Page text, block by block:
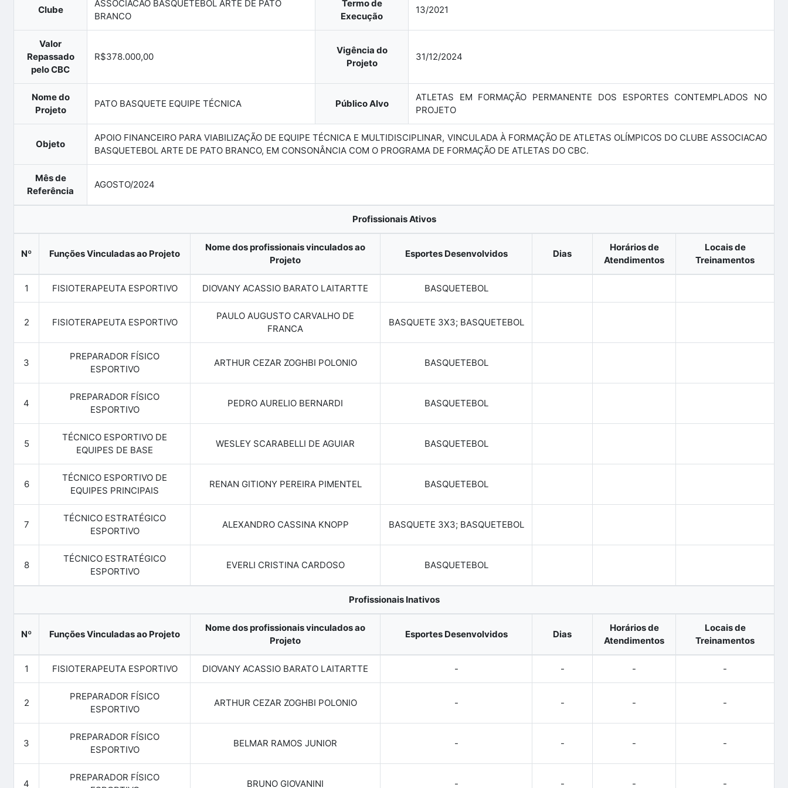
Clube
ASSOCIACAO BASQUETEBOL ARTE DE PATO
BRANCO
Termo de
Execução
13/2021
Valor
Repassado
pelo CBC
R$378.000,00
Vigência do
Projeto
31/12/2024
Nome do
Projeto
PATO BASQUETE EQUIPE TÉCNICA Público Alvo
ATLETAS EM FORMAÇÃO PERMANENTE DOS ESPORTES CONTEMPLADOS NO
PROJETO
Objeto
APOIO FINANCEIRO PARA VIABILIZAÇÃO DE EQUIPE TÉCNICA E MULTIDISCIPLINAR, VINCULADA À FORMAÇÃO DE ATLETAS OLÍMPICOS DO CLUBE ASSOCIACAO
BASQUETEBOL ARTE DE PATO BRANCO, EM CONSONÂNCIA COM O PROGRAMA DE FORMAÇÃO DE ATLETAS DO CBC.
Mês de
Referência
AGOSTO/2024
Profissionais Ativos
Nº Funções Vinculadas ao Projeto
Nome dos profissionais vinculados ao
Projeto
Esportes Desenvolvidos Dias
Horários de
Atendimentos
Locais de
Treinamentos
1 FISIOTERAPEUTA ESPORTIVO DIOVANY ACASSIO BARATO LAITARTTE BASQUETEBOL
2 FISIOTERAPEUTA ESPORTIVO
PAULO AUGUSTO CARVALHO DE
FRANCA
BASQUETE 3X3; BASQUETEBOL
3
PREPARADOR FÍSICO
ESPORTIVO
ARTHUR CEZAR ZOGHBI POLONIO BASQUETEBOL
4
PREPARADOR FÍSICO
ESPORTIVO
PEDRO AURELIO BERNARDI BASQUETEBOL
5
TÉCNICO ESPORTIVO DE
EQUIPES DE BASE
WESLEY SCARABELLI DE AGUIAR BASQUETEBOL
6
TÉCNICO ESPORTIVO DE
EQUIPES PRINCIPAIS
RENAN GITIONY PEREIRA PIMENTEL BASQUETEBOL
7
TÉCNICO ESTRATÉGICO
ESPORTIVO
ALEXANDRO CASSINA KNOPP BASQUETE 3X3; BASQUETEBOL
8
TÉCNICO ESTRATÉGICO
ESPORTIVO
EVERLI CRISTINA CARDOSO BASQUETEBOL
Profissionais Inativos
Nº Funções Vinculadas ao Projeto
Nome dos profissionais vinculados ao
Projeto
Esportes Desenvolvidos Dias
Horários de
Atendimentos
Locais de
Treinamentos
1 FISIOTERAPEUTA ESPORTIVO DIOVANY ACASSIO BARATO LAITARTTE - - - -
2
PREPARADOR FÍSICO
ESPORTIVO
ARTHUR CEZAR ZOGHBI POLONIO - - - -
3
PREPARADOR FÍSICO
ESPORTIVO
BELMAR RAMOS JUNIOR - - - -
4
PREPARADOR FÍSICO
BRUNO GIOVANINI - - - -